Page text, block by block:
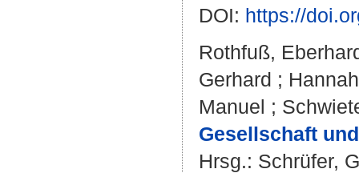
DOI: https://
Rothfuß,
Gerhard ;
Manuel ;
Gesellschaft
Hrsg.: Schrüfer,